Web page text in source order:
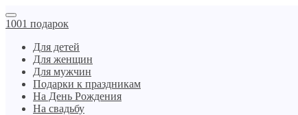
1001 подарок
Для детей
Для женщин
Для мужчин
Подарки к праздникам
На День Рождения
На свадьбу